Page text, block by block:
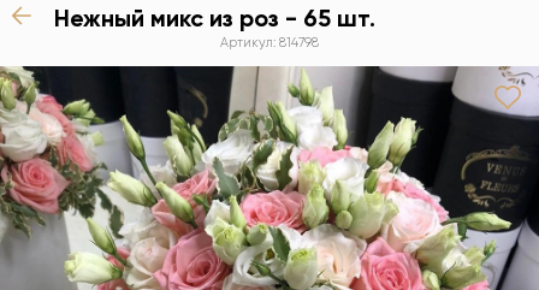
Нежный микс из роз - 65 шт.
Артикул: 814798